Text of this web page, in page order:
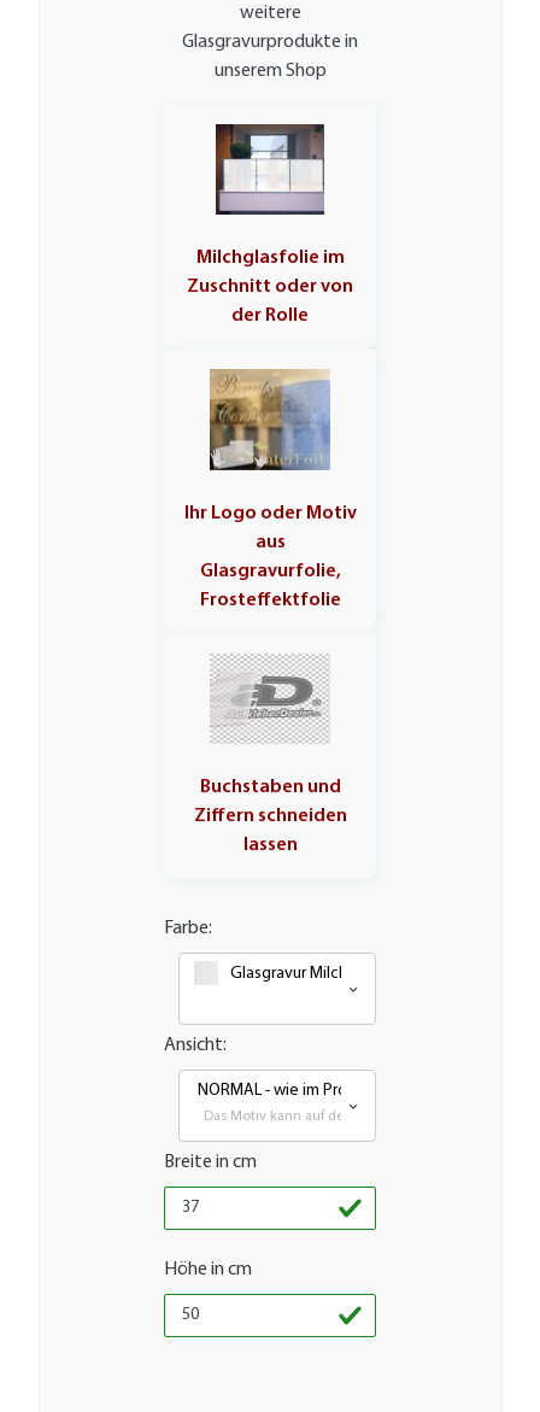
weitere
Glasgravurprodukte in
unserem Shop
Milchglasfolie im
Zuschnitt oder von
der Rolle
Ihr Logo oder Motiv
aus
Glasgravurfolie,
Frosteffektfolie
Buchstaben und
Ziffern schneiden
lassen
Farbe:
Glasgravur Milchglasoptik Frosted Weiß
Ansicht:
NORMAL - wie im Produktbild
Das Motiv kann auf den meisten glatten Flächen
Breite in cm
Höhe in cm